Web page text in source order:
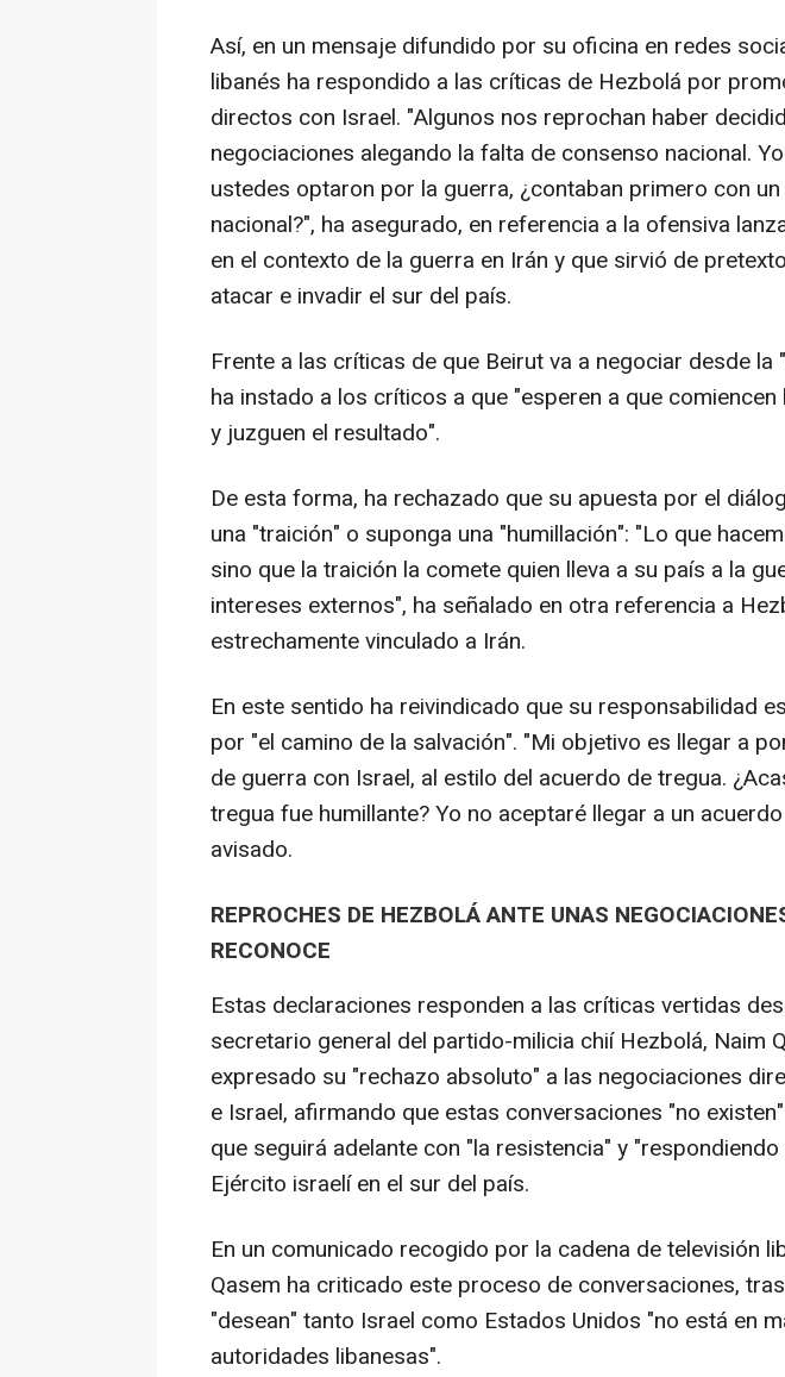
Así, en un mensaje difundido por su oficina en redes
libanés ha respondido a las críticas de Hezbolá por
directos con Israel. "Algunos nos reprochan haber
negociaciones alegando la falta de consenso nacional.
ustedes optaron por la guerra, ¿contaban primero con
nacional?", ha asegurado, en referencia a la ofensiva
en el contexto de la guerra en Irán y que sirvió de
atacar e invadir el sur del país.
Frente a las críticas de que Beirut va a negociar desde la
ha instado a los críticos a que "esperen a que
y juzguen el resultado".
De esta forma, ha rechazado que su apuesta por el
una "traición" o suponga una "humillación": "Lo que
sino que la traición la comete quien lleva a su país a la
intereses externos", ha señalado en otra referencia a
estrechamente vinculado a Irán.
En este sentido ha reivindicado que su responsabilidad
por "el camino de la salvación". "Mi objetivo es llegar a
de guerra con Israel, al estilo del acuerdo de tregua.
tregua fue humillante? Yo no aceptaré llegar a un
avisado.
REPROCHES DE HEZBOLÁ ANTE UNAS
RECONOCE
Estas declaraciones responden a las críticas vertidas
secretario general del partido-milicia chií Hezbolá, Naim
expresado su "rechazo absoluto" a las negociaciones
e Israel, afirmando que estas conversaciones "no
que seguirá adelante con "la resistencia" y
Ejército israelí en el sur del país.
En un comunicado recogido por la cadena de televisión
Qasem ha criticado este proceso de conversaciones,
"desean" tanto Israel como Estados Unidos "no está en
autoridades libanesas".